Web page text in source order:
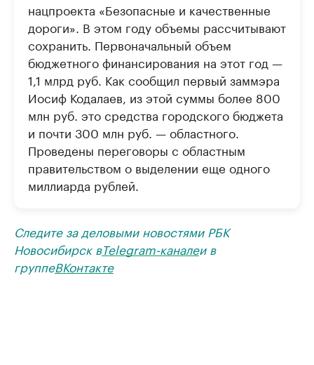
нацпроекта «Безопасные и качественные
дороги». В этом году объемы рассчитывают
сохранить. Первоначальный объем
бюджетного финансирования на этот год —
1,1 млрд руб. Как сообщил первый заммэра
Иосиф Кодалаев, из этой суммы более 800
млн руб. это средства городского бюджета
и почти 300 млн руб. — областного.
Проведены переговоры с областным
правительством о выделении еще одного
миллиарда рублей.
Следите за деловыми новостями РБК
Новосибирск вTelegram-каналеи в
группеВКонтакте